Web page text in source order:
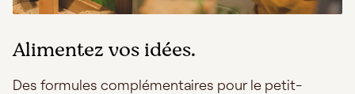
Alimentez vos idées.
Des formules complémentaires pour le petit-